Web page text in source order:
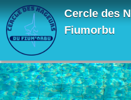
Cercle des
Fiumorbu
Panneau de gestion des cookies